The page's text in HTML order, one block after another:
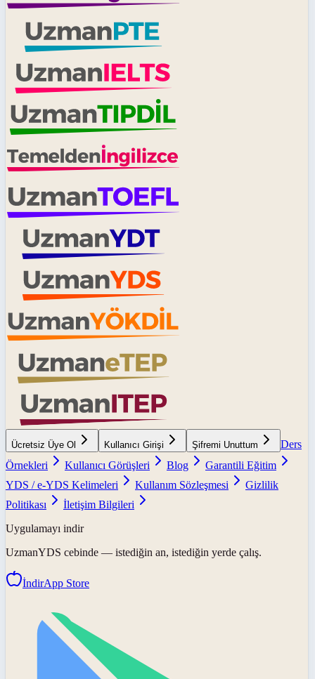
Ücretsiz Üye Ol Kullanıcı Girişi Şifremi Unuttum
Ders
Örnekleri
Kullanıcı Görüşleri Blog
Garantili Eğitim
YDS / e-YDS Kelimeleri
Kullanım Sözleşmesi
Gizlilik
Politikası
İletişim Bilgileri
Uygulamayı indir
UzmanYDS cebinde — istediğin an, istediğin yerde çalış.
İndirApp Store